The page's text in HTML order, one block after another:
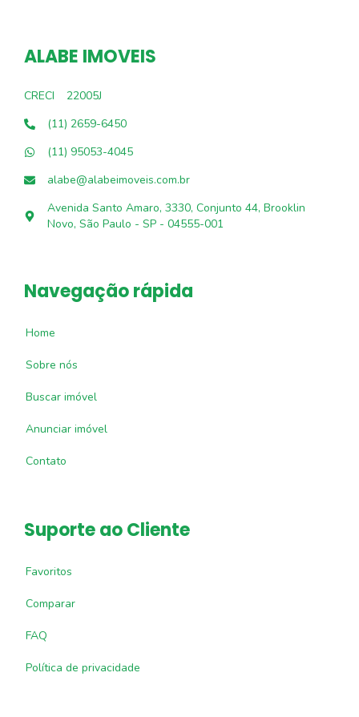
ALABE IMOVEIS
CRECI
22005J
(11) 2659-6450
(11) 95053-4045
alabe@alabeimoveis.com.br
Avenida Santo Amaro, 3330, Conjunto 44, Brooklin
Novo, São Paulo - SP - 04555-001
Navegação rápida
Home
Sobre nós
Buscar imóvel
Anunciar imóvel
Contato
Suporte ao Cliente
Favoritos
Comparar
FAQ
Política de privacidade